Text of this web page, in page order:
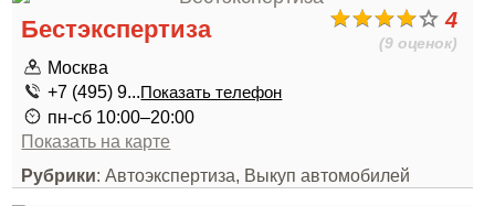
4
(9 оценок)
Бестэкспертиза
Москва
+7 (495) 9...Показать телефон
пн-сб 10:00–20:00
Показать на карте
Рубрики: Автоэкспертиза, Выкуп автомобилей